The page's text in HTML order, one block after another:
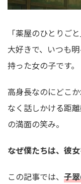
「薬屋のひとりご
大好きで、いつも
持った女の子です。
高身長なのにどこ
なく話しかける距
の満面の笑み。
なぜ僕たちは、彼
この記事では、 子